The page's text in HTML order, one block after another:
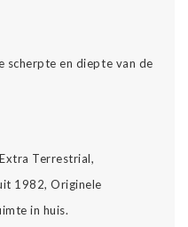
en diepte van de
Terrestrial,
1982, Originele
in huis.